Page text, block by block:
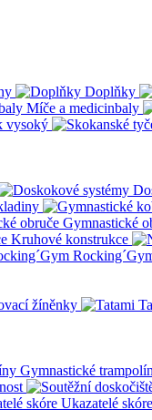
Doplňky
Míče a medicinbaly
vysoký
Gymnastické
Kruhové konstrukce
žíněnky
Gymnastické
Ukazatelé skóre